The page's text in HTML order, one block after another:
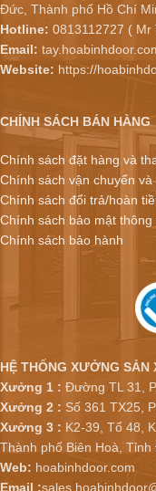
Đức, Thành phố Hồ Chí
Hotline: 0813112727 ( Mr
Email:
Website: https://
CHÍNH SÁCH BÁN HÀNG
Chính sách đặt hàng và
Chính sách vận chuyển và
Chính sách đổi trả/hoàn
Chính sách bảo mật thông
Chính sách bảo hành
HỆ THỐNG XƯỞNG SẢN
Xưởng 1 : Đường TL 31,
Xưởng 2 : Số 361 TX25,
Xưởng 3 : K2-39, Tổ 48,
Thành phố Biên Hoà,
Web: hoabinhdoor.com
Email :